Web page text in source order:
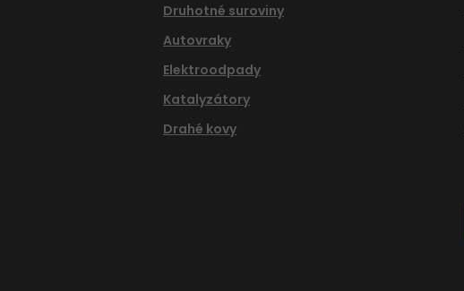
Druhotné suroviny
Autovraky
Elektroodpady
Katalyzátory
Drahé kovy